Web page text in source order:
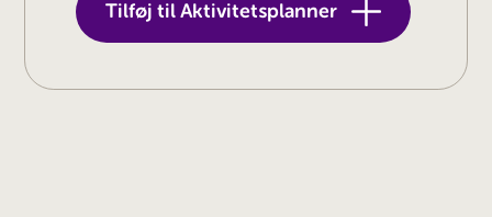
Tilføj til Aktivitetsplanner